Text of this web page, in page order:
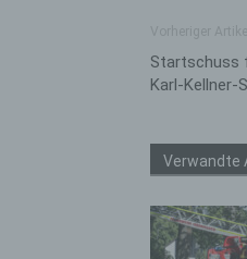
Startschuss
Karl-Kellner-
Verwandte